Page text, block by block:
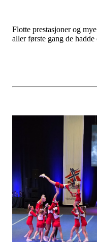
Flotte prestasjoner og
aller første gang de